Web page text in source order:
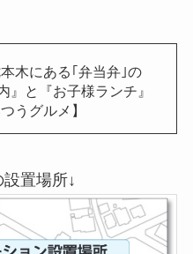
本木にある｢弁当弁｣の
』と『お子様ランチ』
うグルメ】
置場所↓